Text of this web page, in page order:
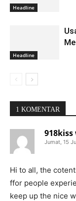
Headline
Headline
1 KOMENTAR
Jumat, 15
Hi to all, the
ffor people
keep up the nice